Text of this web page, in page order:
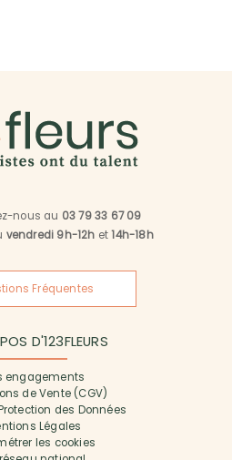
nous au 03 79 33 67 09
vendredi 9h-12h et14h-18h
Fréquentes
D'123FLEURS
engagements
de Vente (CGV)
des Données
Légales
les cookies